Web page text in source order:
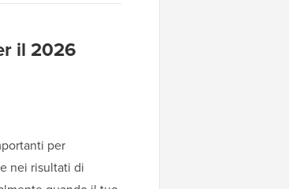
il 2026
per
nei risultati di